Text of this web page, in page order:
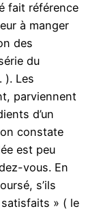
fait référence
à manger
des
du
). Les
parviennent
d’un
constate
est peu
vous. En
s’ils
» ( le